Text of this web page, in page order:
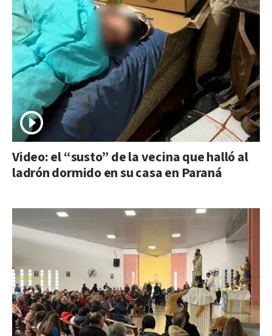
Video: el “susto” de la vecina que halló al
ladrón dormido en su casa en Paraná